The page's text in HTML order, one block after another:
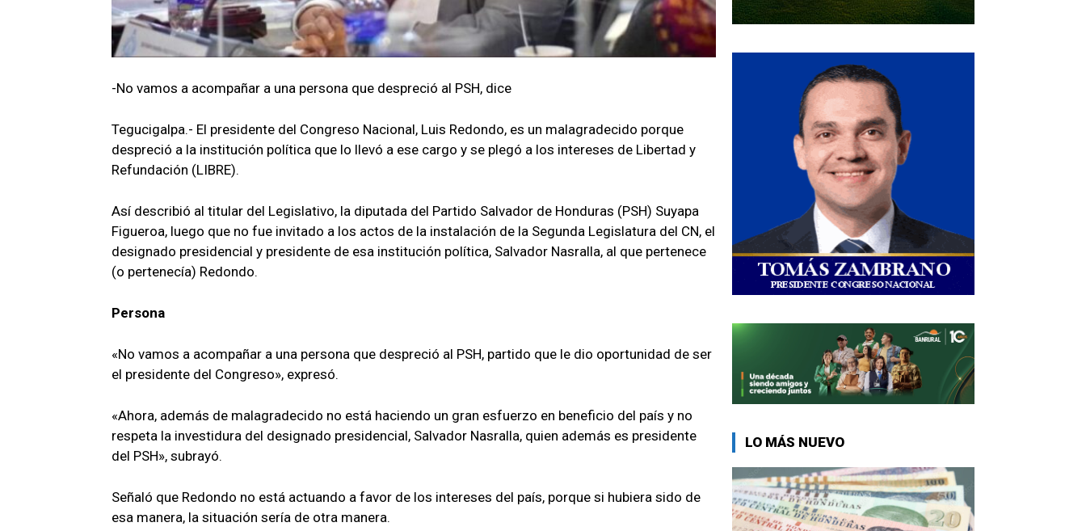
-No vamos a acompañar a una persona que despreció al PSH, dice
Tegucigalpa.- El presidente del Congreso Nacional, Luis Redondo, es un malagradecido porque
despreció a la institución política que lo llevó a ese cargo y se plegó a los intereses de Libertad y
Refundación (LIBRE).
Así describió al titular del Legislativo, la diputada del Partido Salvador de Honduras (PSH) Suyapa
Figueroa, luego que no fue invitado a los actos de la instalación de la Segunda Legislatura del CN, el
designado presidencial y presidente de esa institución política, Salvador Nasralla, al que pertenece
(o pertenecía) Redondo.
Persona
«No vamos a acompañar a una persona que despreció al PSH, partido que le dio oportunidad de ser
el presidente del Congreso», expresó.
«Ahora, además de malagradecido no está haciendo un gran esfuerzo en beneficio del país y no
respeta la investidura del designado presidencial, Salvador Nasralla, quien además es presidente
del PSH», subrayó.
Señaló que Redondo no está actuando a favor de los intereses del país, porque si hubiera sido de
esa manera, la situación sería de otra manera.
LO MÁS NUEVO